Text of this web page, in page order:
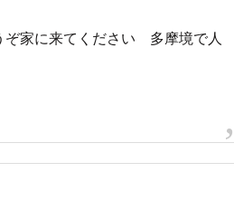
家に来てください 多摩境で人